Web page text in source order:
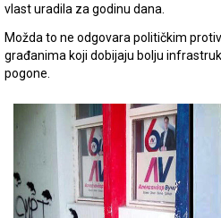
vlast uradila za godinu dana.
Možda to ne odgovara političkim
građanima koji dobijaju bolju
pogone.